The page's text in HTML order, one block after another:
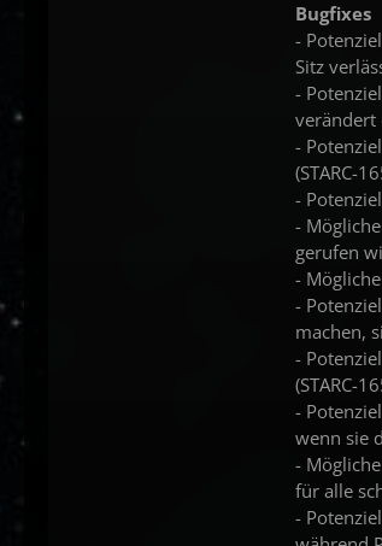
Bugfixes
-
Sitz
-
verändert
-
(STARC-
-
-
gerufen
-
-
machen,
-
(STARC-
-
wenn sie
-
für alle
-